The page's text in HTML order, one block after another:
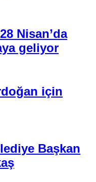
Nisan’da
geliyor
için
Başkan